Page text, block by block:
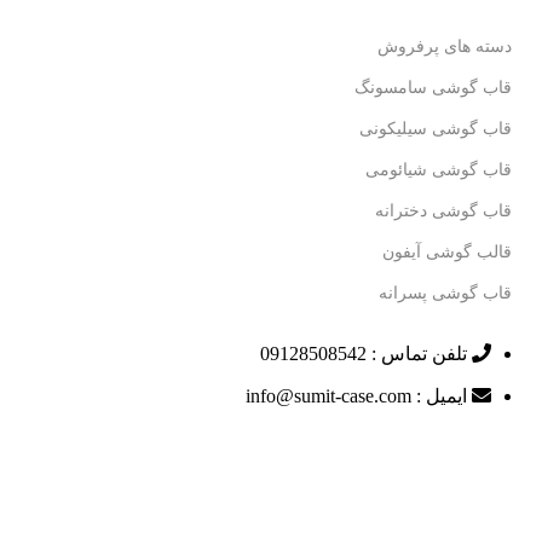
دسته های پرفروش
قاب گوشی سامسونگ
قاب گوشی سیلیکونی
قاب گوشی شیائومی
قاب گوشی دخترانه
قالب گوشی آیفون
قاب گوشی پسرانه
تلفن تماس : 09128508542
ایمیل : info@sumit-case.com